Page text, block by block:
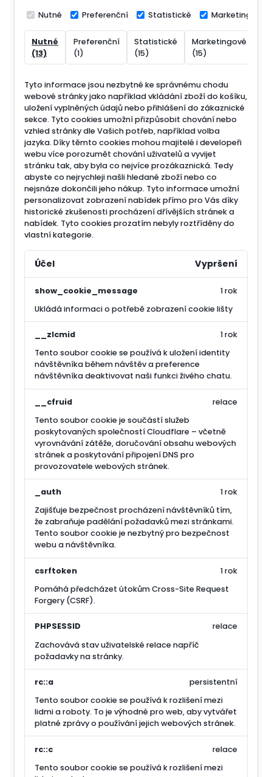
Nutné Preferenční Statistické Marketingové
Nutné
(13)
Preferenční
(1)
Statistické
(15)
Marketingové
(15)
Tyto informace jsou nezbytné ke správnému chodu
webové stránky jako například vkládání zboží do košíku,
uložení vyplněných údajů nebo přihlášení do zákaznické
sekce. Tyto cookies umožní přizpůsobit chování nebo
vzhled stránky dle Vašich potřeb, například volba
jazyka. Díky těmto cookies mohou majitelé i developeři
webu více porozumět chování uživatelů a vyvijet
stránku tak, aby byla co nejvíce prozákaznická. Tedy
abyste co nejrychleji našli hledané zboží nebo co
nejsnáze dokončili jeho nákup. Tyto informace umožní
personalizovat zobrazení nabídek přímo pro Vás díky
historické zkušenosti procházení dřívějších stránek a
nabídek. Tyto cookies prozatím nebyly roztříděny do
vlastní kategorie.
Účel Vypršení
show_cookie_message
Ukládá informaci o potřebě zobrazení cookie lišty
1 rok
__zlcmid
Tento soubor cookie se používá k uložení identity
návštěvníka během návštěv a preference
návštěvníka deaktivovat naši funkci živého chatu.
1 rok
__cfruid
Tento soubor cookie je součástí služeb
poskytovaných společností Cloudflare – včetně
vyrovnávání zátěže, doručování obsahu webových
stránek a poskytování připojení DNS pro
provozovatele webových stránek.
relace
_auth
Zajišťuje bezpečnost procházení návštěvníků tím,
že zabraňuje padělání požadavků mezi stránkami.
Tento soubor cookie je nezbytný pro bezpečnost
webu a návštěvníka.
1 rok
csrftoken
Pomáhá předcházet útokům Cross-Site Request
Forgery (CSRF).
1 rok
PHPSESSID
Zachovává stav uživatelské relace napříč
požadavky na stránky.
relace
rc::a
Tento soubor cookie se používá k rozlišení mezi
lidmi a roboty. To je výhodné pro web, aby vytvářet
platné zprávy o používání jejich webových stránek.
persistentní
rc::c
Tento soubor cookie se používá k rozlišení mezi
relace